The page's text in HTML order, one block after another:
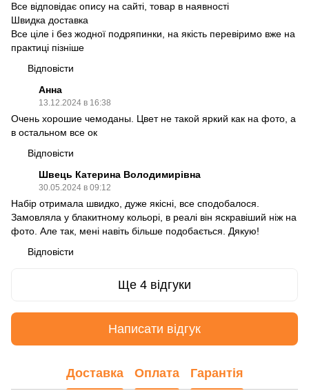
Все відповідає опису на сайті, товар в наявності
Швидка доставка
Все ціле і без жодної подряпинки, на якість перевіримо вже на
практиці пізніше
Відповісти
Анна
13.12.2024 в 16:38
Очень хорошие чемоданы. Цвет не такой яркий как на фото, а
в остальном все ок
Відповісти
Швець Катерина Володимирівна
30.05.2024 в 09:12
Набір отримала швидко, дуже якісні, все сподобалося.
Замовляла у блакитному кольорі, в реалі він яскравіший ніж на
фото. Але так, мені навіть більше подобається. Дякую!
Відповісти
Ще 4 відгуки
Написати відгук
Доставка Оплата Гарантія